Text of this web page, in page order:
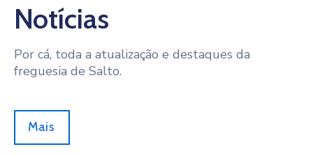
Notícias
Por cá, toda a atualização e destaques da
freguesia de Salto.
Mais